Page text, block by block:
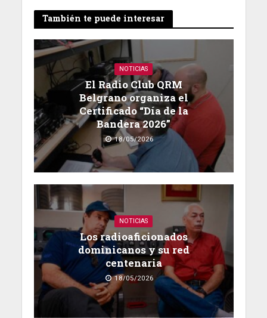
También te puede interesar
NOTICIAS
El Radio Club QRM
Belgrano organiza el
Certificado “Día de la
Bandera 2026”
18/05/2026
NOTICIAS
Los radioaficionados
dominicanos y su red
centenaria
18/05/2026